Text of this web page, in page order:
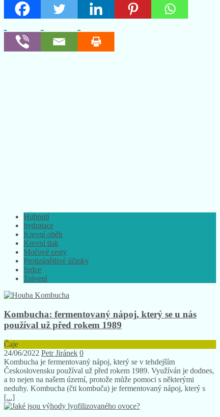
Hubnutí
hydratace
Krevní oběh
Krevní tlak
Močové cesty
Protizánětlivé účinky
Srdce
Trávení
Kombucha: fermentovaný nápoj, který se u nás
používal už před rokem 1989
Čaje
24/06/2022 Petr Jiránek 0
Kombucha je fermentovaný nápoj, který se v tehdejším
Československu používal už před rokem 1989. Využíván je dodnes,
a to nejen na našem území, protože může pomoci s některými
neduhy. Kombucha (čti kombuča) je fermentovaný nápoj, který s
[...]